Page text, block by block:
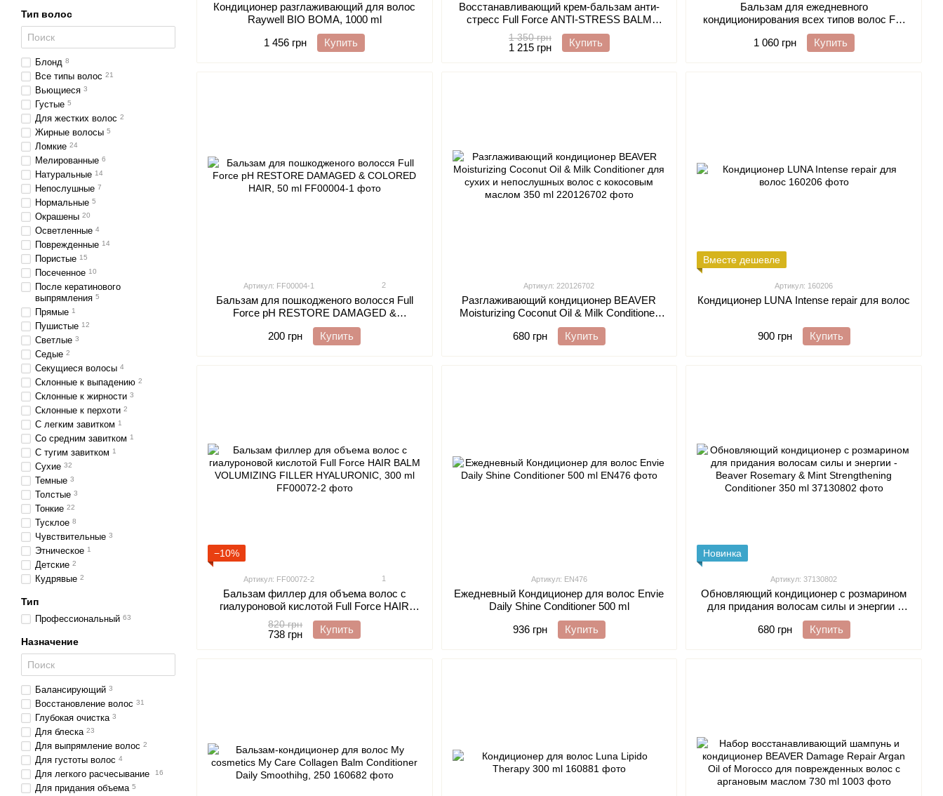
Кондиционер разглаживающий для волос
Raywell BIO BOMA, 1000 ml
1 456 грн
Купить
Восстанавливающий крем-бальзам анти-
стресс Full Force ANTI-STRESS BALM
REPAIRCREAM, 500 мл
1 350 грн
1 215 грн Купить
Бальзам для ежедневного
кондиционирования всех типов волос Full
Force DAILY AIR CONDITIONING, 500 ml
1 060 грн
Купить
Артикул: FF00004-1 2
Бальзам для пошкодженого волосся Full
Force pH RESTORE DAMAGED &
COLORED HAIR, 50 ml
200 грн
Купить
Артикул: 220126702
Разглаживающий кондиционер BEAVER
Moisturizing Coconut Oil & Milk Conditioner
для сухих и непослушных волос с
кокосовым маслом 350 ml
680 грн Купить
Вместе дешевле
Артикул: 160206
Кондиционер LUNA Intense repair для волос
900 грн Купить
−10%
Артикул: FF00072-2 1
Бальзам филлер для объема волос с
гиалуроновой кислотой Full Force HAIR
BALM VOLUMIZING FILLER HYALURONIC,
300 ml
820 грн
738 грн Купить
Артикул: EN476
Ежедневный Кондиционер для волос Envie
Daily Shine Conditioner 500 ml
936 грн
Купить
Новинка
Артикул: 37130802
Обновляющий кондиционер с розмарином
для придания волосам силы и энергии -
Beaver Rosemary & Mint Strengthening
Conditioner 350 ml
680 грн Купить
Тип волос
Блонд 8
Все типы волос 21
Вьющиеся 3
Густые 5
Для жестких волос 2
Жирные волосы 5
Ломкие 24
Мелированные 6
Натуральные 14
Непослушные 7
Нормальные 5
Окрашены 20
Осветленные 4
Поврежденные 14
Пористые 15
Посеченное 10
После кератинового
выпрямления 5
Прямые 1
Пушистые 12
Светлые 3
Седые 2
Секущиеся волосы 4
Склонные к выпадению 2
Склонные к жирности 3
Склонные к перхоти 2
С легким завитком 1
Со средним завитком 1
С тугим завитком 1
Сухие 32
Темные 3
Толстые 3
Тонкие 22
Тусклое 8
Чувствительные 3
Этническое 1
Детские 2
Кудрявые 2
Тип
Профессиональный 63
Назначение
Балансирующий 3
Восстановление волос 31
Глубокая очистка 3
Для блеска 23
Для выпрямление волос 2
Для густоты волос 4
Для легкого расчесывание 16
Для придания объема 5